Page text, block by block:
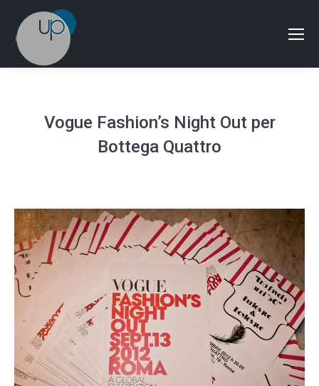
Vogue Fashion’s Night Out per
Bottega Quattro